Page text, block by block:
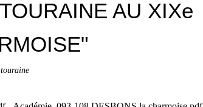
AU XIXe